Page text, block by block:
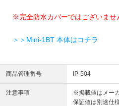
※完全防水カバーではございませ
＞＞Mini-1BT 本体はコチラ
商品管理番号 IP-504
注意事項
※掲載値はメー
保証値は別途仕